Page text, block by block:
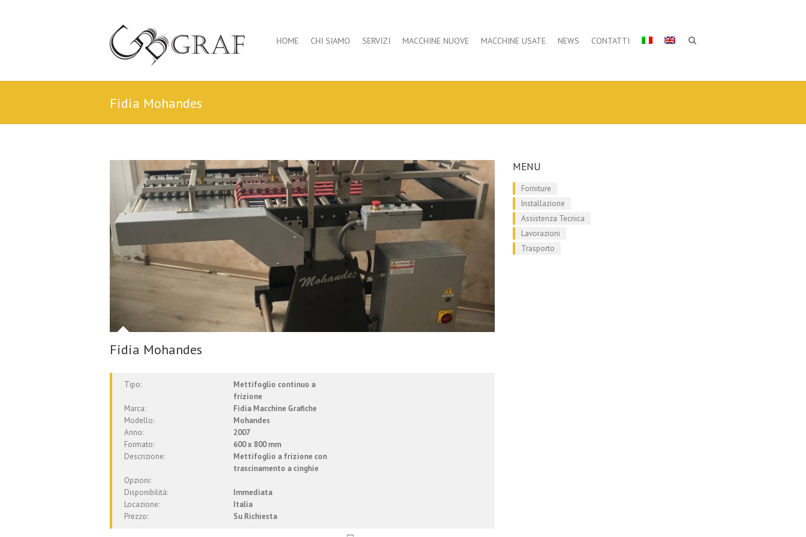
HOME CHI SIAMO SERVIZI MACCHINE NUOVE MACCHINE USATE NEWS CONTATTI
Fidia Mohandes
Fidia Mohandes
Tipo:
Mettifoglio continuo a
frizione
Marca:
Fidia Macchine Grafiche
Modello:
Mohandes
Anno:
2007
Formato:
600 x 800 mm
Descrizione:
Mettifoglio a frizione con
trascinamento a cinghie
Opzioni:
Disponibilità:
Immediata
Locazione:
Italia
Prezzo:
Su Richiesta
MENU
Forniture
Installazione
Assistenza Tecnica
Lavorazioni
Trasporto